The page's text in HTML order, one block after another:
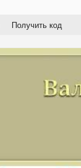
Получить код